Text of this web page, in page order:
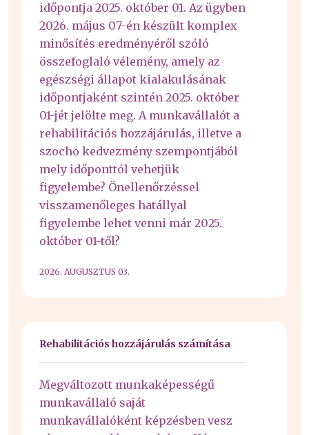
időpontja 2025. október 01. Az ügyben
2026. május 07-én készült komplex
minősítés eredményéről szóló
összefoglaló vélemény, amely az
egészségi állapot kialakulásának
időpontjaként szintén 2025. október
01-jét jelölte meg. A munkavállalót a
rehabilitációs hozzájárulás, illetve a
szocho kedvezmény szempontjából
mely időponttól vehetjük
figyelembe? Önellenőrzéssel
visszamenőleges hatállyal
figyelembe lehet venni már 2025.
október 01-től?
2026. AUGUSZTUS 03.
Rehabilitációs hozzájárulás számítása
Megváltozott munkaképességű
munkavállaló saját
munkavállalóként képzésben vesz